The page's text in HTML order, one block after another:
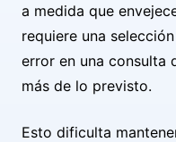
a medida que
requiere una
error en una consulta
más de lo previsto.
Esto dificulta